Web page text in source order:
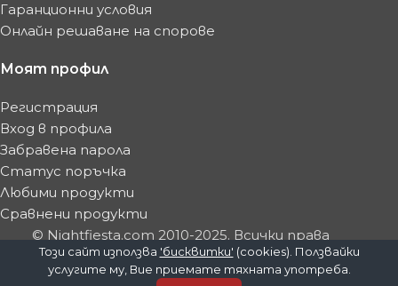
Гаранционни условия
Онлайн решаване на спорове
Моят профил
Регистрация
Вход в профила
Забравена парола
Статус поръчка
Любими продукти
Сравнени продукти
© Nightfiesta.com 2010-2025. Всички права
запазени.
Този сайт използва 'бисквитки' (cookies). Ползвайки
услугите му, Вие приемате тяхната употреба.